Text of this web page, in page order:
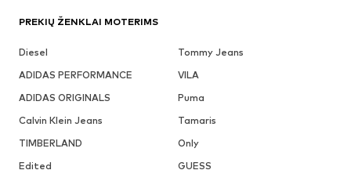
PREKIŲ ŽENKLAI MOTERIMS
Diesel
Tommy Jeans
ADIDAS PERFORMANCE
VILA
ADIDAS ORIGINALS
Puma
Calvin Klein Jeans
Tamaris
TIMBERLAND
Only
Edited
GUESS